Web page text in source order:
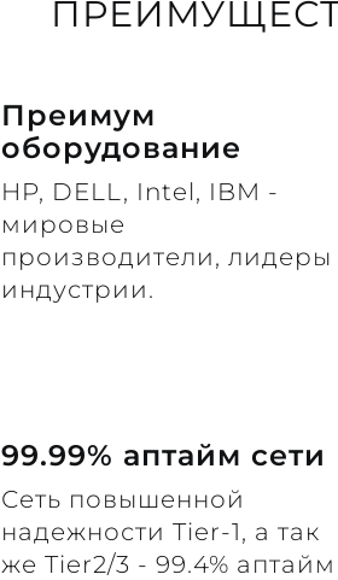
Преимум
оборудование
HP, DELL, Intel, IBM -
мировые
производители, лидеры
индустрии.
99.99% аптайм сети
Сеть повышенной
надежности Tier-1, а так
же Tier2/3 - 99.4% аптайм